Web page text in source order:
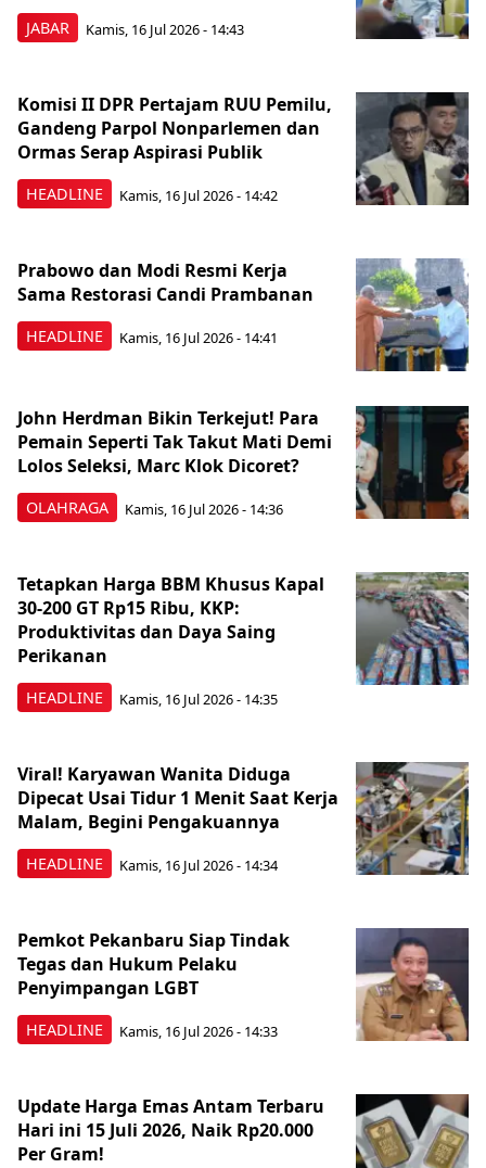
JABAR Kamis, 16 Jul 2026 - 14:43
HEADLINE
Komisi II DPR Pertajam RUU Pemilu,
Gandeng Parpol Nonparlemen dan
Ormas Serap Aspirasi Publik
Kamis, 16 Jul 2026 - 14:42
HEADLINE
Prabowo dan Modi Resmi Kerja
Sama Restorasi Candi Prambanan
Kamis, 16 Jul 2026 - 14:41
OLAHRAGA
John Herdman Bikin Terkejut! Para
Pemain Seperti Tak Takut Mati Demi
Lolos Seleksi, Marc Klok Dicoret?
Kamis, 16 Jul 2026 - 14:36
HEADLINE
Tetapkan Harga BBM Khusus Kapal
30-200 GT Rp15 Ribu, KKP:
Produktivitas dan Daya Saing
Perikanan
Kamis, 16 Jul 2026 - 14:35
HEADLINE
Viral! Karyawan Wanita Diduga
Dipecat Usai Tidur 1 Menit Saat Kerja
Malam, Begini Pengakuannya
Kamis, 16 Jul 2026 - 14:34
HEADLINE
Pemkot Pekanbaru Siap Tindak
Tegas dan Hukum Pelaku
Penyimpangan LGBT
Kamis, 16 Jul 2026 - 14:33
Update Harga Emas Antam Terbaru
Hari ini 15 Juli 2026, Naik Rp20.000
Per Gram!